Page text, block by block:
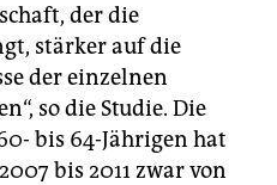
der die
stärker auf die
der einzelnen
so die Studie. Die
bis 64-Jährigen hat
bis 2011 zwar von